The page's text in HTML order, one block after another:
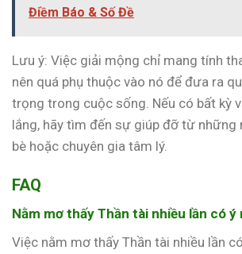
Điềm Báo & Số Đề
Lưu ý: Việc giải mộng chỉ mang tính
nên quá phụ thuộc vào nó để đưa ra
trọng trong cuộc sống. Nếu có bất kỳ
lắng, hãy tìm đến sự giúp đỡ từ những
bè hoặc chuyên gia tâm lý.
FAQ
Nằm mơ thấy Thần tài nhiều lần có ý
Việc nằm mơ thấy Thần tài nhiều lần